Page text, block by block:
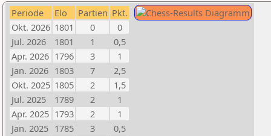
Periode Elo Partien Pkt.
Okt. 2026 1801 0
0
Jul. 2026
1801 1
0,5
Apr. 2026 1796 3
1
Jan. 2026 1803 7
2,5
Okt. 2025 1805 2
1,5
Jul. 2025
1789 2
1
Apr. 2025 1793 2
1
Jan. 2025 1785 3
0,5